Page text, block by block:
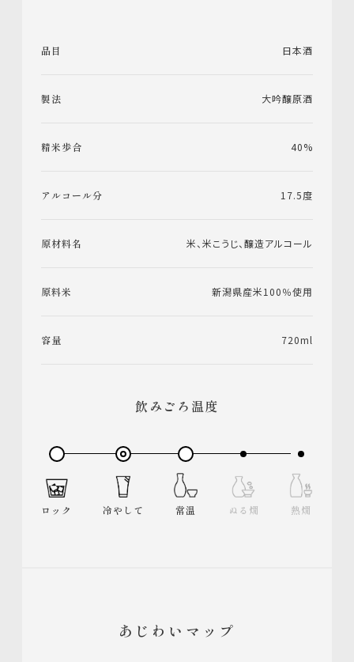
品目 日本酒
製法 大吟醸原酒
精米歩合 40%
アルコール分 17.5度
原材料名 米、米こうじ、醸造アルコール
原料米 新潟県産米100％使用
容量 720ml
飲みごろ温度
ロック 冷やして 常温 ぬる燗 熱燗
あじわいマップ